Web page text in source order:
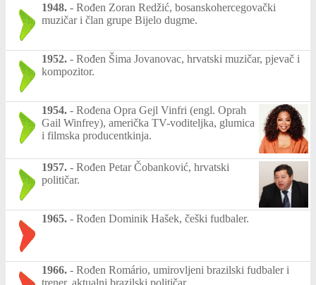
1948. - Rođen Zoran Redžić, bosanskohercegovački
muzičar i član grupe Bijelo dugme.
1952. - Rođen Šima Jovanovac, hrvatski muzičar, pjevač i
kompozitor.
1954. - Rođena Opra Gejl Vinfri (engl. Oprah
Gail Winfrey), američka TV-voditeljka, glumica
i filmska producentkinja.
1957. - Rođen Petar Čobanković, hrvatski
političar.
1965. - Rođen Dominik Hašek, češki fudbaler.
1966. - Rođen Romário, umirovljeni brazilski fudbaler i